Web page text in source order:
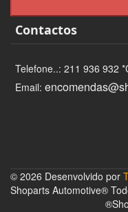
Contactos
Telefone..: 211 936 932
Email:
© 2026 Desenvolvido por
Shoparts Automotive®